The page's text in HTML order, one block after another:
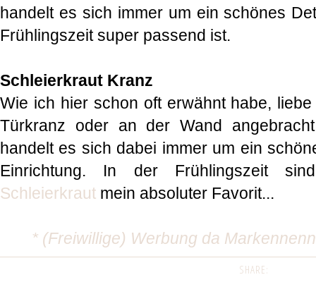
handelt es sich immer um ein schönes
Frühlingszeit super passend ist.
Schleierkraut Kranz
Wie ich hier schon oft erwähnt habe,
Türkranz oder an der Wand
handelt es sich dabei immer um ein
Einrichtung. In der Frühlingszeit
Schleierkraut mein absoluter Favorit...
* (Freiwillige) Werbung da
SHARE: